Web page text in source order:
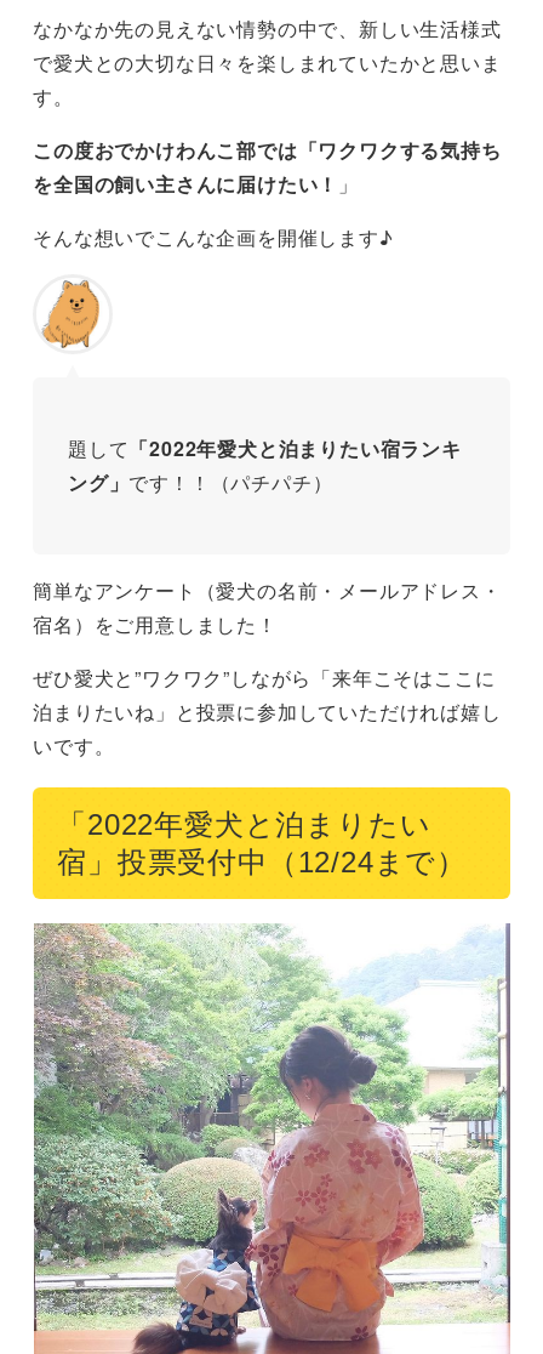
なかなか先の見えない情勢の中で、新しい生活様式
で愛犬との大切な日々を楽しまれていたかと思いま
す。
この度おでかけわんこ部では「ワクワクする気持ち
を全国の飼い主さんに届けたい！ 」
そんな想いでこんな企画を開催します♪
題して 「2022年愛犬と泊まりたい宿ランキ
ング」 です！！（パチパチ）
簡単なアンケート（愛犬の名前・メールアドレス・
宿名）をご用意しました！
ぜひ愛犬と”ワクワク”しながら「来年こそはここに
泊まりたいね」と投票に参加していただければ嬉し
いです。
「2022年愛犬と泊まりたい
宿」投票受付中（12/24まで）